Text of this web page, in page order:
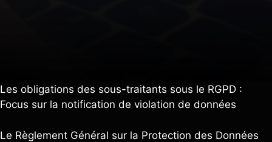
Les obligations des sous-traitants sous le RGPD :
Focus sur la notification de violation de données
Le Règlement Général sur la Protection des Données